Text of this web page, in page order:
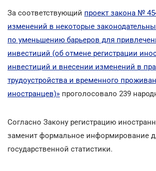
За соответствующий проект закона №
изменений в некоторые
по уменьшению барьеров для
инвестиций (об отмене регистрации
инвестиций и внесении изменений в
трудоустройства и временного
иностранцев)» проголосовало 239
Согласно Закону регистрацию
заменит формальное информирование
государственной статистики.